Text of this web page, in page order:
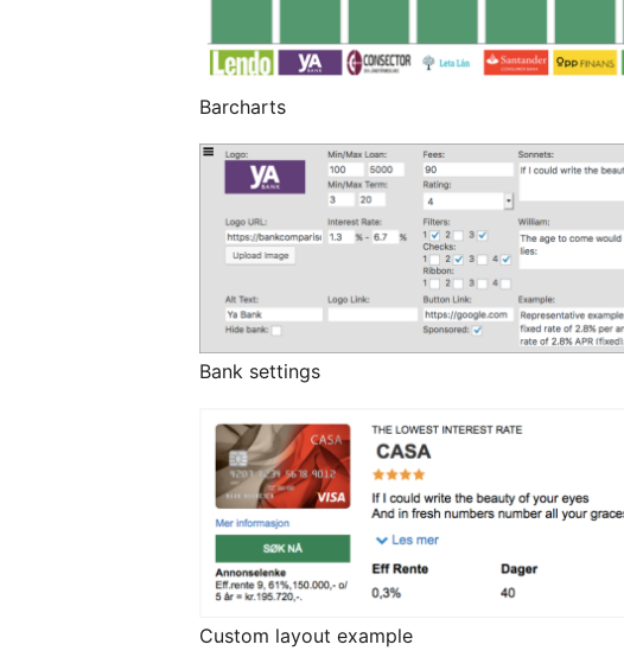
Barcharts
Bank settings
Custom layout example